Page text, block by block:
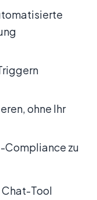
ohne Ihr
Compliance zu
Chat-Tool